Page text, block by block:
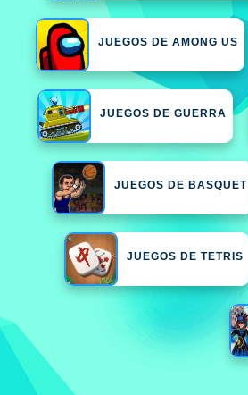
JUEGOS DE AMONG US
JUEGOS DE GUERRA
JUEGOS DE BASQUET
JUEGOS DE TETRIS